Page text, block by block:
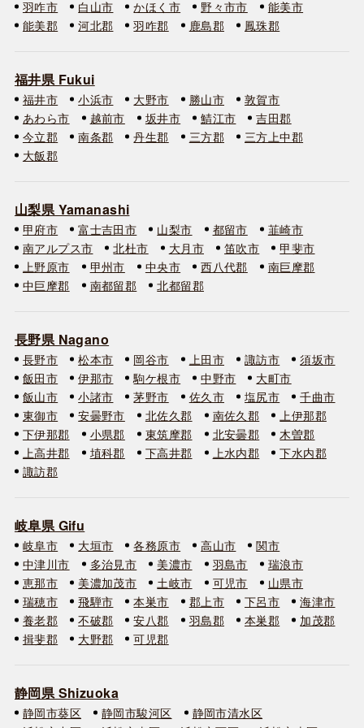
羽咋市 白山市 かほく市 野々市市
能美市
能美郡
河北郡 羽咋郡 鹿島郡 鳳珠郡
福井県 Fukui
福井市 小浜市 大野市 勝山市
敦賀市
あわら市
越前市 坂井市 鯖江市
吉田郡
今立郡
南条郡 丹生郡 三方郡
三方上中郡
大飯郡
山梨県 Yamanashi
甲府市 富士吉田市 山梨市 都留市
韮崎市
南アルプス市
北杜市 大月市 笛吹市
甲斐市
上野原市
甲州市 中央市 西八代郡
南巨摩郡
中巨摩郡
南都留郡 北都留郡
長野県 Nagano
長野市 松本市 岡谷市 上田市 諏訪市
須坂市
飯田市
伊那市 駒ケ根市 中野市
大町市
飯山市
小諸市 茅野市 佐久市 塩尻市
千曲市
東御市
安曇野市 北佐久郡 南佐久郡
上伊那郡
下伊那郡
小県郡 東筑摩郡 北安曇郡
木曽郡
上高井郡
埴科郡 下高井郡 上水内郡
下水内郡
諏訪郡
岐阜県 Gifu
岐阜市 大垣市 各務原市 高山市
関市
中津川市
多治見市 美濃市 羽島市
瑞浪市
恵那市
美濃加茂市 土岐市 可児市
山県市
瑞穂市
飛騨市 本巣市 郡上市 下呂市
海津市
養老郡
不破郡 安八郡 羽島郡 本巣郡
加茂郡
揖斐郡
大野郡 可児郡
静岡県 Shizuoka
静岡市葵区 静岡市駿河区
静岡市清水区